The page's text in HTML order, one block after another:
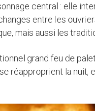
central : elle
entre les
mais aussi les
grand feu de
réapproprient la nuit,